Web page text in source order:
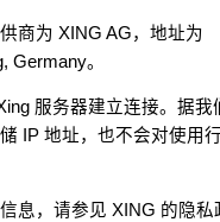
商为 XING AG，地址为
Germany。
服务器建立连接。据我
IP 地址，也不会对使用
息，请参见 XING 的隐私